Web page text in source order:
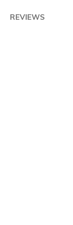
REVIEWS